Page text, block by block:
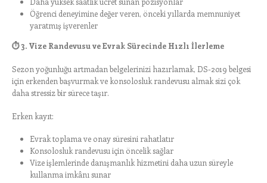
Öğrenci deneyimine değer veren, önceki yıllarda memnuniyet
yaratmış işverenler
⏱️3. Vize Randevusu ve Evrak Sürecinde Hızlı İlerleme
Sezon yoğunluğu artmadan belgelerinizi hazırlamak, DS-2019 belgesi
için erkenden başvurmak ve konsolosluk randevusu almak sizi çok
daha stressiz bir sürece taşır.
Erken kayıt:
Evrak toplama ve onay süresini rahatlatır
Konsolosluk randevusu için öncelik sağlar
Vize işlemlerinde danışmanlık hizmetini daha uzun süreyle
kullanma imkânı sunar